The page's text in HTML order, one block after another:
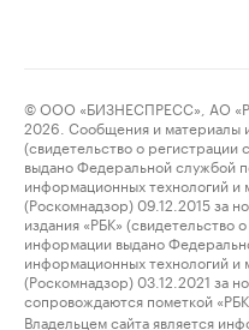
© ООО «БИЗНЕСПРЕСС», АО
2026. Сообщения и материалы
(свидетельство о
выдано Федеральной службой
информационных технологий и
(Роскомнадзор) 09.12.2015 за
издания «РБК» (свидетельство
информации выдано
информационных технологий и
(Роскомнадзор) 03.12.2021 за
сопровождаются пометкой
Владельцем сайта является